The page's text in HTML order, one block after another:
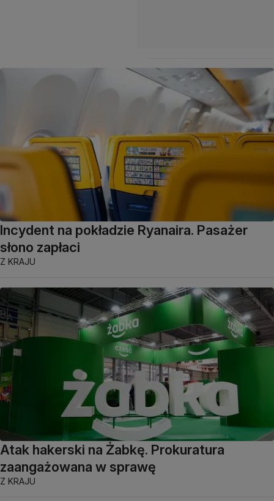
Incydent na pokładzie Ryanaira. Pasażer
słono zapłaci
Z KRAJU
Atak hakerski na Żabkę. Prokuratura
zaangażowana w sprawę
Z KRAJU